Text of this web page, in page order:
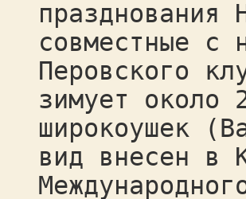
совместные с
Перовского
зимует около
широкоушек
вид внесен в